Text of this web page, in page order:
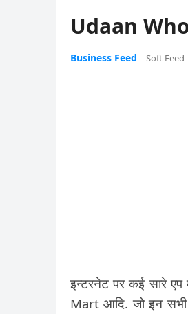
Udaan
Business Feed Soft Feed
इन्टरनेट पर कई सारे
Mart आदि. जो इन सभी